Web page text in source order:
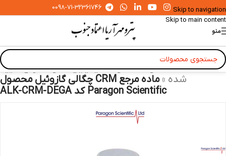
Skip to navigation
Skip to main content
0098-71-32361746
منو
خانه»محصولات»مواد شیمیایی»مواد مرجع تایید
شده »
ماده مرجع CRM چگالی گازوئیل محصول
Paragon Scientific کد ALK-CRM-DEGA